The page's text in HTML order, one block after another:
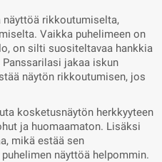
näyttöä rikkoutumiselta,
Vaikka puhelimeen on
on silti suositeltavaa hankkia
jakaa iskun
näytön rikkoutumisen, jos
kosketusnäytön herkkyyteen
ja huomaamaton. Lisäksi
mikä estää sen
näyttöä helpommin.